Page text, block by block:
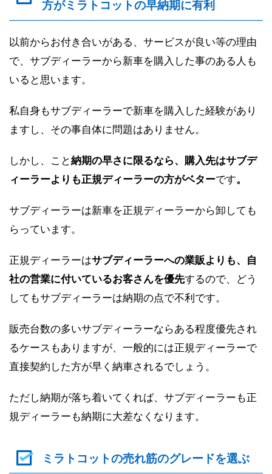
方がミラトコットの早納期に有利
以前からお付き合いがある、サービスが良い等の理由
で、サブディーラーから新車を購入した事のある人も
いると思います。
私自身もサブディーラーで新車を購入した経験があり
ますし、その事自体に問題はありません。
しかし、こと納期の早さに限るなら、購入先はサブデ
ィーラーよりも正規ディーラーの方がベターです。
サブディーラーは新車を正規ディーラーから卸しても
らっています。
正規ディーラーはサブディーラーへの業販よりも、自
社の営業に付いているお客さんを優先するので、どう
してもサブディーラーは納期の点で不利です。
販売台数の多いサブディーラーならある程度優先され
るケースもありますが、一般的には正規ディーラーで
直接契約した方が早く納車されるでしょう。
ただし納期が落ち着いてくれば、サブディーラーも正
規ディーラーも納期に大差なくなります。
ミラトコットの売れ筋のグレードを選ぶ